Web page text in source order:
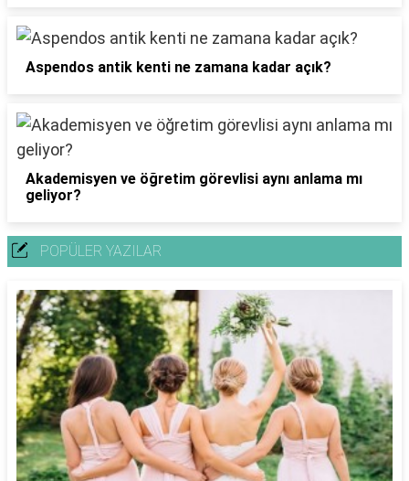
Aspendos antik kenti ne zamana kadar açık?
Akademisyen ve öğretim görevlisi aynı anlama mı
geliyor?
POPÜLER YAZILAR